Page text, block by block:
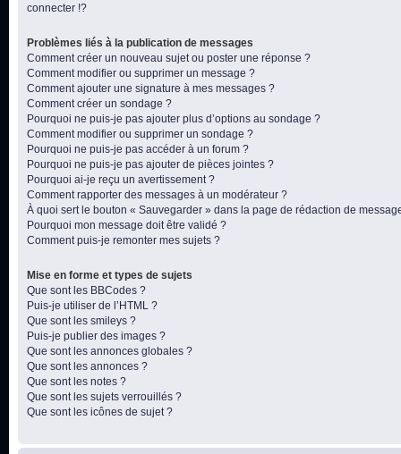
connecter !?
Problèmes liés à la publication de messages
Comment créer un nouveau sujet ou poster une réponse ?
Comment modifier ou supprimer un message ?
Comment ajouter une signature à mes messages ?
Comment créer un sondage ?
Pourquoi ne puis-je pas ajouter plus d’options au sondage ?
Comment modifier ou supprimer un sondage ?
Pourquoi ne puis-je pas accéder à un forum ?
Pourquoi ne puis-je pas ajouter de pièces jointes ?
Pourquoi ai-je reçu un avertissement ?
Comment rapporter des messages à un modérateur ?
À quoi sert le bouton « Sauvegarder » dans la page de rédaction de
Pourquoi mon message doit être validé ?
Comment puis-je remonter mes sujets ?
Mise en forme et types de sujets
Que sont les BBCodes ?
Puis-je utiliser de l’HTML ?
Que sont les smileys ?
Puis-je publier des images ?
Que sont les annonces globales ?
Que sont les annonces ?
Que sont les notes ?
Que sont les sujets verrouillés ?
Que sont les icônes de sujet ?